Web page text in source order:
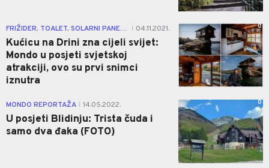
FRIŽIDER, TOALET, SOLARNI PANELI... 04.11.2021.
Kućicu na Drini zna cijeli svijet:
Mondo u posjeti svjetskoj
atrakciji, ovo su prvi snimci
iznutra
0
MONDO REPORTAŽA 14.05.2022.
U posjeti Blidinju: Trista čuda i
samo dva đaka (FOTO)
0